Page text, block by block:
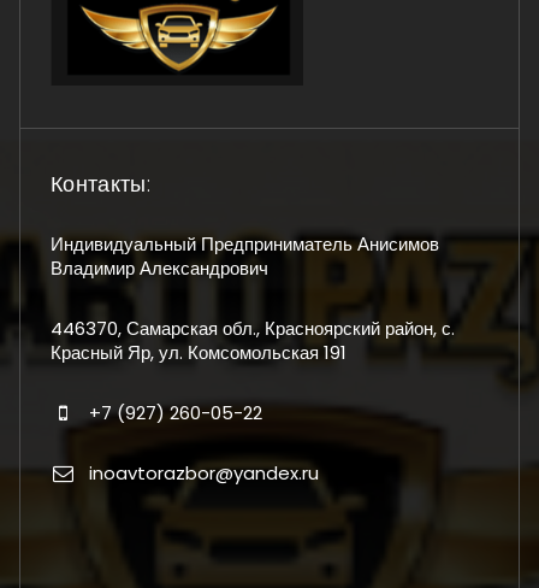
Контакты:
Индивидуальный Предприниматель Анисимов
Владимир Александрович
446370, Самарская обл., Красноярский район, с.
Красный Яр, ул. Комсомольская 191
+7 (927) 260-05-22
inoavtorazbor@yandex.ru